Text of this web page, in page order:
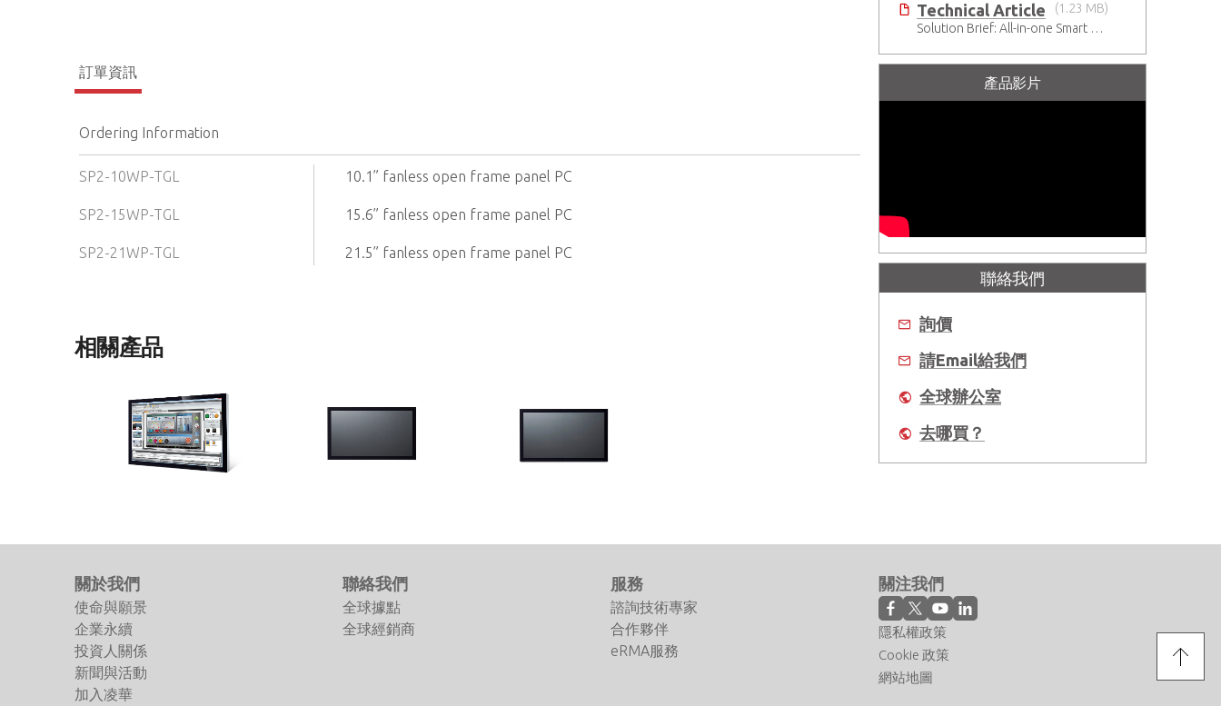
訂單資訊
Ordering Information
SP2-10WP-TGL 10.1” fanless open frame panel PC
SP2-15WP-TGL 15.6” fanless open frame panel PC
SP2-21WP-TGL 21.5” fanless open frame panel PC
相關產品
閘道及顯示功能
業級螢幕顯示器
19"/21.5"/23.8"/27"/32"/43" 工業級
Technical Article
(1.23 MB)
Solution Brief: All-in-one Smart Panel speeds human-machine interaction device development
產品影片
聯絡我們
詢價
請Email給我們
全球辦公室
去哪買？
關於我們
使命與願景
企業永續
投資人關係
新聞與活動
加入凌華
聯絡我們
全球據點
全球經銷商
服務
諮詢技術專家
合作夥伴
eRMA服務
關注我們
隱私權政策
Cookie 政策
網站地圖